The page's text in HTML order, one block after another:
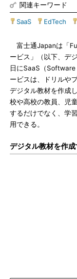
関連キーワード
SaaS EdTech
富士通Japanは「
ービス」（以下、デ
日にSaaS（
ービスは、ドリルや
デジタル教材を作成
校や高校の教員、児
するだけでなく、学
用できる。
デジタル教材を作